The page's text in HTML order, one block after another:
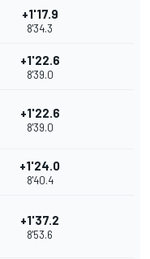
+1'17.9
8'34.3
+1'22.6
8'39.0
+1'22.6
8'39.0
+1'24.0
8'40.4
+1'37.2
8'53.6